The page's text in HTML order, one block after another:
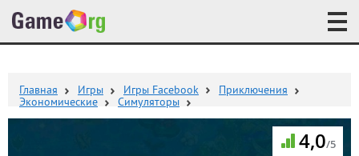
Главная Игры Игры Facebook
Приключения
Экономические
Симуляторы
4,0/5